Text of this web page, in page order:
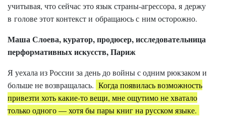
учитывая, что сейчас это язык страны-агрессора, я держу
в голове этот контекст и обращаюсь с ним осторожно.
Маша Слоева, куратор, продюсер, исследовательница
перформативных искусств, Париж
Я уехала из России за день до войны с одним рюкзаком и
больше не возвращалась. Когда появилась возможность
привезти хоть какие-то вещи, мне ощутимо не хватало
только одного — хотя бы пары книг на русском языке.